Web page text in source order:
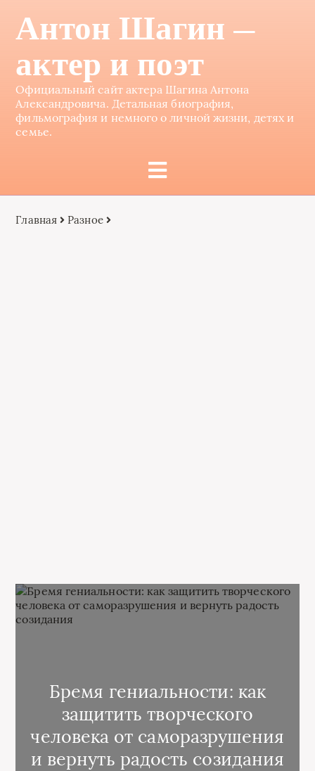
Антон Шагин —
актер и поэт
Официальный сайт актера Шагина Антона
Александровича. Детальная биография,
фильмография и немного о личной жизни, детях и
семье.
Главная Разное
Бремя гениальности: как
защитить творческого
человека от саморазрушения
и вернуть радость созидания